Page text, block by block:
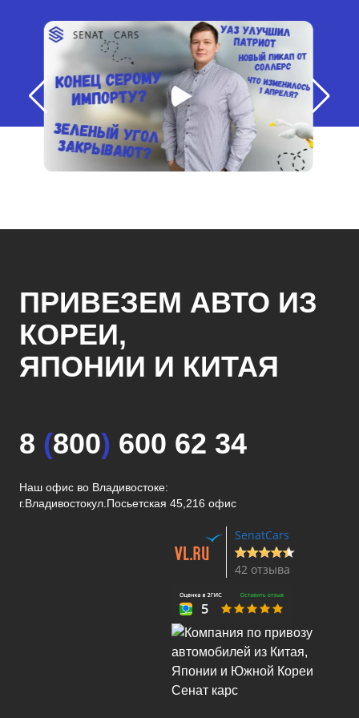
ПРИВЕЗЕМ АВТО ИЗ
КОРЕИ,
ЯПОНИИ И КИТАЯ
8 (800) 600 62 34
Наш офис во Владивостоке:
г.Владивостокул.Посьетская 45,216 офис
SenatCars
42 отзыва